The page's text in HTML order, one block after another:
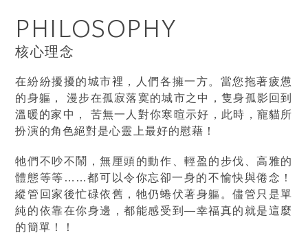
南屯英短貓舍
英短貓
英短貓專賣
PHILOSOPHY
核心理念
在紛紛擾擾的城市裡，人們各擁一方。當您拖著疲憊
的身軀， 漫步在孤寂落寞的城市之中，隻身孤影回到
溫暖的家中， 苦無一人對你寒暄示好，此時，寵貓所
扮演的角色絕對是心靈上最好的慰藉！
牠們不吵不鬧，無厘頭的動作、輕盈的步伐、高雅的
體態等等……都可以令你忘卻一身的不愉快與倦念！
縱管回家後忙碌依舊，牠仍蜷伏著身軀。儘管只是單
純的依靠在你身邊，都能感受到—幸福真的就是這麼
的簡單！！